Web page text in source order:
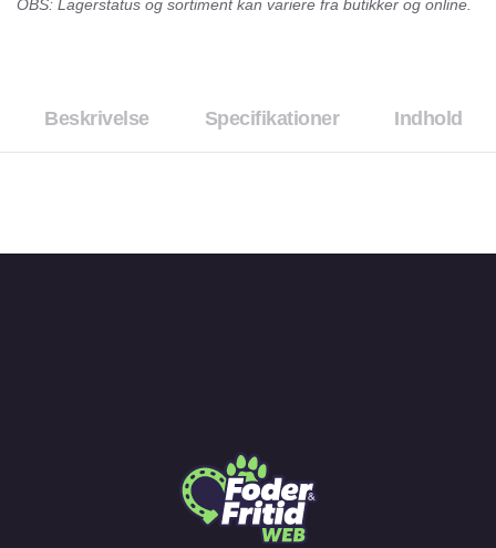
OBS: Lagerstatus og sortiment kan variere fra butikker og online.
Beskrivelse Specifikationer Indhold